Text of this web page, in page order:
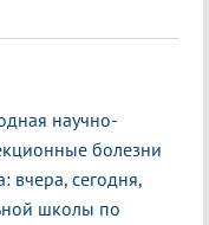
научно-
болезни
вчера, сегодня,
школы по